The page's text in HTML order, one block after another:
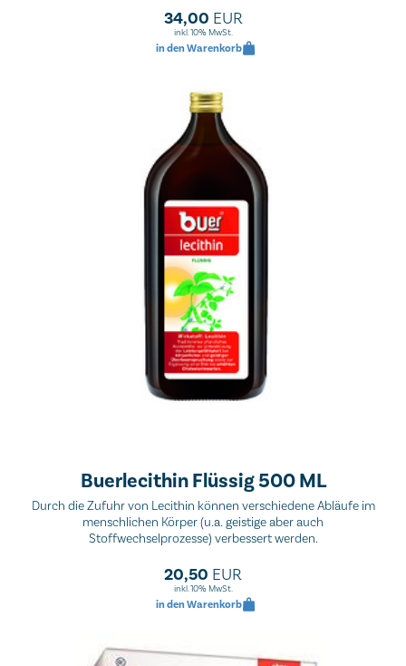
34,00 EUR
inkl. 10% MwSt.
in den Warenkorb
Buerlecithin Flüssig 500 ML
Durch die Zufuhr von Lecithin können verschiedene Abläufe im
menschlichen Körper (u.a. geistige aber auch
Stoffwechselprozesse) verbessert werden.
20,50 EUR
inkl. 10% MwSt.
in den Warenkorb